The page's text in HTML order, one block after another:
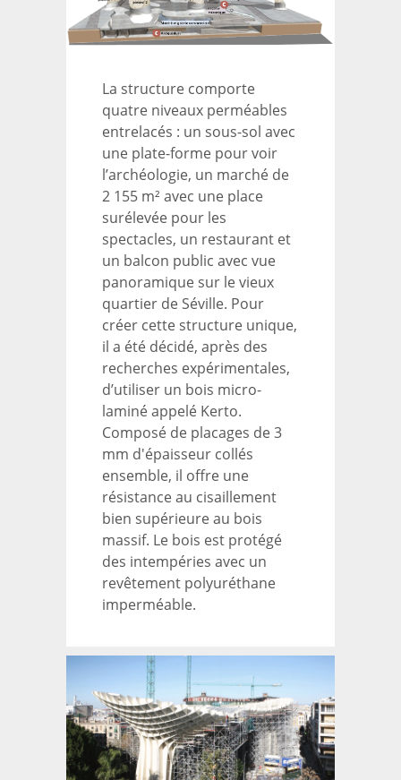
La structure comporte
quatre niveaux perméables
entrelacés : un sous-sol avec
une plate-forme pour voir
l’archéologie, un marché de
2 155 m² avec une place
surélevée pour les
spectacles, un restaurant et
un balcon public avec vue
panoramique sur le vieux
quartier de Séville. Pour
créer cette structure unique,
il a été décidé, après des
recherches expérimentales,
d’utiliser un bois micro-
laminé appelé Kerto.
Composé de placages de 3
mm d'épaisseur collés
ensemble, il offre une
résistance au cisaillement
bien supérieure au bois
massif. Le bois est protégé
des intempéries avec un
revêtement polyuréthane
imperméable.